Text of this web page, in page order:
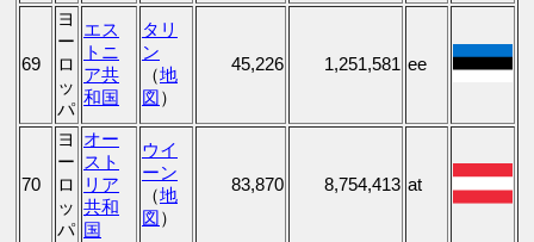
69
ヨ
ー
ロ
ッ
パ
エス
トニ
ア共
和国
タリ
ン
（地
図 ）
45,226 1,251,581 ee
70
ヨ
ー
ロ
ッ
パ
オー
スト
リア
共和
国
ウイ
ーン
（地
図 ）
83,870 8,754,413 at